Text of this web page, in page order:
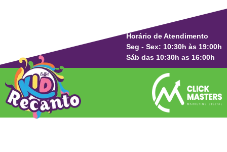
Horário de Atendimento
Seg - Sex: 10:30h às 19:00h
Sáb das 10:30h as 16:00h